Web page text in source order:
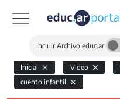
Incluir Archivo educ.ar
Inicial Video
cuento infantil